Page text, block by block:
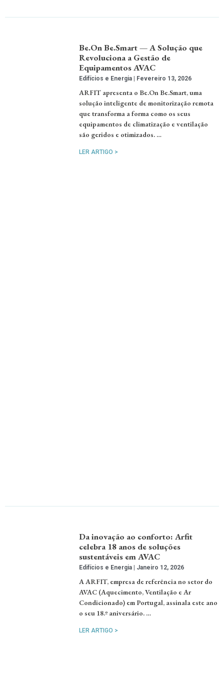
Be.On Be.Smart — A Solução que
Revoluciona a Gestão de
Equipamentos AVAC
Edifícios e Energia Fevereiro 13, 2026
ARFIT apresenta o Be.On Be.Smart, uma
solução inteligente de monitorização remota
que transforma a forma como os seus
equipamentos de climatização e ventilação
são geridos e otimizados. …
LER ARTIGO >
Da inovação ao conforto: Arfit
celebra 18 anos de soluções
sustentáveis em AVAC
Edifícios e Energia Janeiro 12, 2026
A ARFIT, empresa de referência no setor do
AVAC (Aquecimento, Ventilação e Ar
Condicionado) em Portugal, assinala este ano
o seu 18.º aniversário. …
LER ARTIGO >